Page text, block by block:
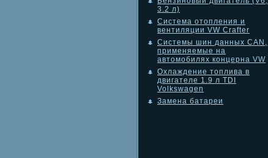
3.2 л)
Система отопления и
вентиляции VW Crafter
Системы шин данных CAN,
применяемые на
автомобилях концерна VW
Охлаждение топлива в
двигателе 1.9 л TDI
Volkswagen
Замена батареи